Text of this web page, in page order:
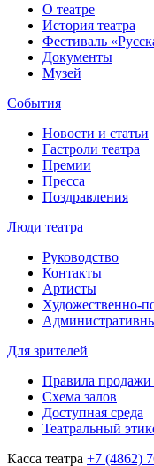
О театре
История театра
Фестиваль
Документы
Музей
События
Новости и статьи
Гастроли театра
Премии
Пресса
Поздравления
Люди театра
Руководство
Контакты
Артисты
Художественно-
Для зрителей
Правила продажи
Схема залов
Доступная среда
Театральный
Касса театра +7 (4862)